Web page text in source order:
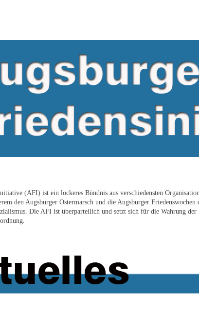
(AFI) ist ein lockeres Bündnis aus verschiedensten
den Augsburger Ostermarsch und die Augsburger
Die AFI ist überparteilich und setzt sich für die Wahrung
.